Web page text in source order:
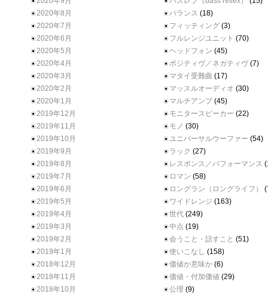
2020年8月
2020年7月
2020年6月
2020年5月
2020年4月
2020年3月
2020年2月
2020年1月
2019年12月
2019年11月
2019年10月
2019年9月
2019年8月
2019年7月
2019年6月
2019年5月
2019年4月
2019年3月
2019年2月
2019年1月
2018年12月
2018年11月
2018年10月
バランス (18)
フィッティング (3)
フルレンジユニット (70)
ヘッドフォン (45)
ポジティヴ／ネガティヴ(7)
マタイ受難曲 (17)
マッスルオーディオ (30)
マルチアンプ (45)
モニタースピーカー (22)
モノ (30)
ユニバーサルウーファー (54)
ラック (27)
レスポンス／パフォーマンス
ロマン (58)
ロングラン（ロングライフ）
ワイドレンジ (163)
世代 (249)
中点 (19)
会うこと・話すこと (51)
使いこなし (158)
価値か意味か (6)
価値・付加価値 (29)
公理 (9)